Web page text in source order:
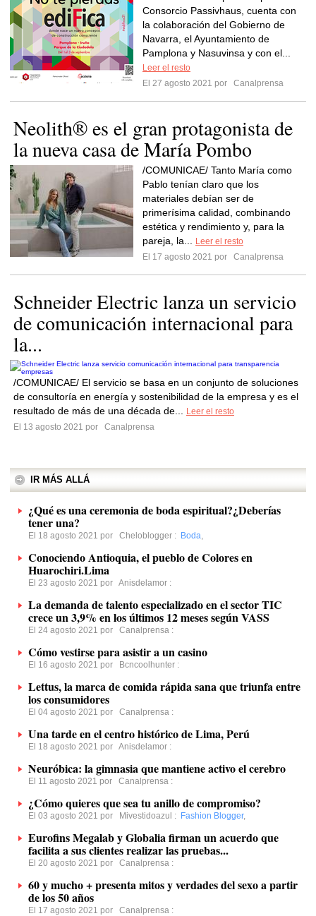
Consorcio Passivhaus, cuenta con
la colaboración del Gobierno de
Navarra, el Ayuntamiento de
Pamplona y Nasuvinsa y con el...
Leer el resto
El 27 agosto 2021 por
Canalprensa
Neolith® es el gran protagonista de
la nueva casa de María Pombo
/COMUNICAE/ Tanto María como
Pablo tenían claro que los
materiales debían ser de
primerísima calidad, combinando
estética y rendimiento y, para la
pareja, la...
Leer el resto
El 17 agosto 2021 por
Canalprensa
Schneider Electric lanza un servicio
de comunicación internacional para
la...
/COMUNICAE/ El servicio se basa en un conjunto de soluciones
de consultoría en energía y sostenibilidad de la empresa y es el
resultado de más de una década de...
Leer el resto
El 13 agosto 2021 por
Canalprensa
IR MÁS ALLÁ
¿Qué es una ceremonia de boda espiritual?¿Deberías
tener una?
El 18 agosto 2021 por Cheloblogger : Boda,
Conociendo Antioquia, el pueblo de Colores en
Huarochiri.Lima
El 23 agosto 2021 por Anisdelamor :
La demanda de talento especializado en el sector TIC
crece un 3,9% en los últimos 12 meses según VASS
El 24 agosto 2021 por Canalprensa :
Cómo vestirse para asistir a un casino
El 16 agosto 2021 por Bcncoolhunter :
Lettus, la marca de comida rápida sana que triunfa entre
los consumidores
El 04 agosto 2021 por Canalprensa :
Una tarde en el centro histórico de Lima, Perú
El 18 agosto 2021 por Anisdelamor :
Neuróbica: la gimnasia que mantiene activo el cerebro
El 11 agosto 2021 por Canalprensa :
¿Cómo quieres que sea tu anillo de compromiso?
El 03 agosto 2021 por Mivestidoazul : Fashion Blogger,
Eurofins Megalab y Globalia firman un acuerdo que
facilita a sus clientes realizar las pruebas...
El 20 agosto 2021 por Canalprensa :
60 y mucho + presenta mitos y verdades del sexo a partir
de los 50 años
El 17 agosto 2021 por Canalprensa :